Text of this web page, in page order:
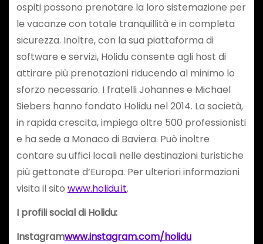
ospiti possono prenotare la loro sistemazione per
le vacanze con totale tranquillità e in completa
sicurezza. Inoltre, con la sua piattaforma di
software e servizi, Holidu consente agli host di
attirare più prenotazioni riducendo al minimo lo
sforzo necessario. I fratelli Johannes e Michael
Siebers hanno fondato Holidu nel 2014. La società,
in rapida crescita, impiega oltre 500 professionisti
e ha sede a Monaco di Baviera. Può inoltre
contare su uffici locali nelle destinazioni turistiche
più gettonate d’Europa. Per ulteriori informazioni
visita il sito www.holidu.it.
I profili social di Holidu:
Instagramwww.instagram.com/holidu